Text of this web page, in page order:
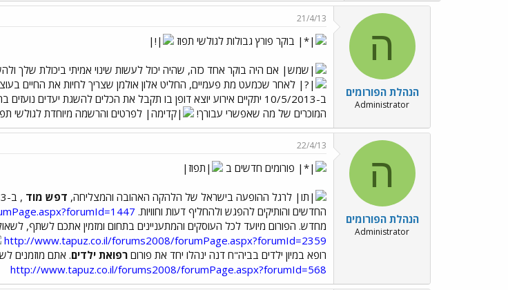
ה
הנהלת הפורומים
Administrator
21/4/13
בוקר פורץ גבולות לגולשי תפוז
אם היה בוקר אחד כזה, שהיה יכול לעשות שינוי אמיתי ביכולת
לאחר שכמעט מת פעמיים, החליט אלון אולמן שצריך לחיות את החיים
ב-10/5/2013 יתקיים אירוע יוצא דופן בו תקבל את הכלים להשגת יעדים
המוכרים של מה שאפשרי עבורך!
לפרטים והרשמה מיוחדת לגולשי
ה
הנהלת הפורומים
Administrator
22/4/13
פורומים חדשים ב
לרגל ההופעה בישראל של הלהקה האהובה והמצליחה, דפש מוד
החדשים והותיקים להפגש ולהחליף דעות וחוויות.
מחדש. הפורום מיועד לכל העוסקים והמתעניינים בתחום ומזמין אתכם לשתף,
http://www.tapuz.co.il/forums2008/forumPage.aspx?forumId=2359
רופא במיון ילדים בביה"ח דנה ינהלו יחד את פורום רפואת ילדים. אתם מוזמנים
http://www.tapuz.co.il/forums2008/forumPage.aspx?forumId=568